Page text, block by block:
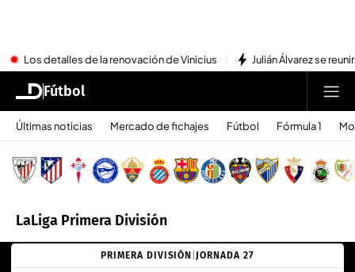
Los detalles de la renovación de Vinicius Julián Álvarez se
Fútbol
Últimas noticias Mercado de fichajes Fútbol Fórmula 1
LaLiga Primera División
PRIMERA DIVISIÓN JORNADA 27